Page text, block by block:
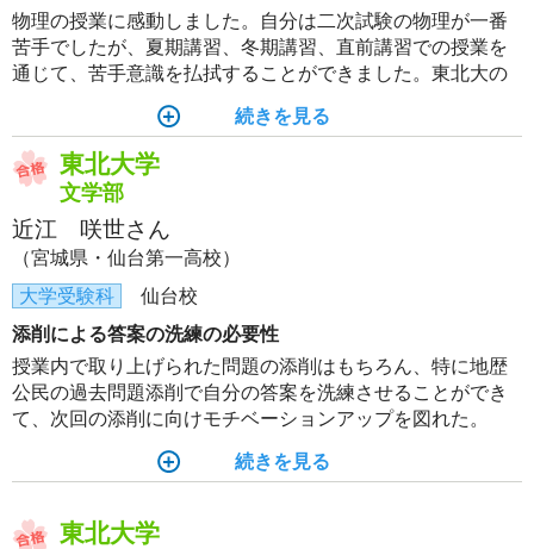
物理の授業に感動しました。自分は二次試験の物理が一番
苦手でしたが、夏期講習、冬期講習、直前講習での授業を
通じて、苦手意識を払拭することができました。東北大の
解く思考のエッセンスを理解することで、自学自習におけ
る学習効率も向上したように感じました。
続きを見る
東北大学
文学部
近江 咲世さん
（宮城県・仙台第一高校）
大学受験科
仙台校
添削による答案の洗練の必要性
授業内で取り上げられた問題の添削はもちろん、特に地歴
公民の過去問題添削で自分の答案を洗練させることができ
て、次回の添削に向けモチベーションアップを図れた。
続きを見る
東北大学